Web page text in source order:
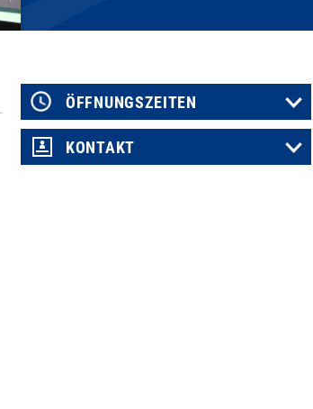
ÖFFNUNGSZEITEN
KONTAKT